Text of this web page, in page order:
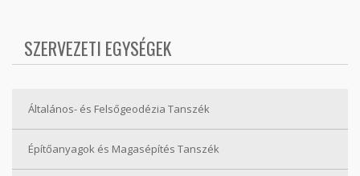
SZERVEZETI EGYSÉGEK
Általános- és Felsőgeodézia Tanszék
Építőanyagok és Magasépítés Tanszék